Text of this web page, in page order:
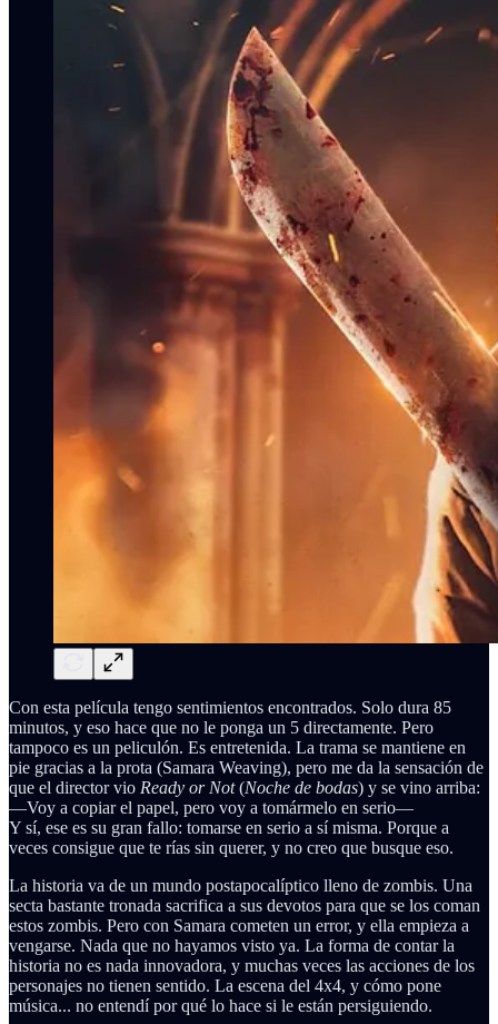
Con esta película tengo sentimientos encontrados. Solo dura 85
minutos, y eso hace que no le ponga un 5 directamente. Pero
tampoco es un peliculón. Es entretenida. La trama se mantiene en
pie gracias a la prota (Samara Weaving), pero me da la sensación de
que el director vio Ready or Not(Noche de bodas) y se vino arriba:
—Voy a copiar el papel, pero voy a tomármelo en serio—
Y sí, ese es su gran fallo: tomarse en serio a sí misma. Porque a
veces consigue que te rías sin querer, y no creo que busque eso.
La historia va de un mundo postapocalíptico lleno de zombis. Una
secta bastante tronada sacrifica a sus devotos para que se los coman
estos zombis. Pero con Samara cometen un error, y ella empieza a
vengarse. Nada que no hayamos visto ya. La forma de contar la
historia no es nada innovadora, y muchas veces las acciones de los
personajes no tienen sentido. La escena del 4x4, y cómo pone
música... no entendí por qué lo hace si le están persiguiendo.